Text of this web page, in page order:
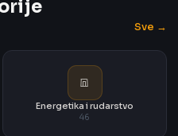
Sve →
Energetika i rudarstvo
46